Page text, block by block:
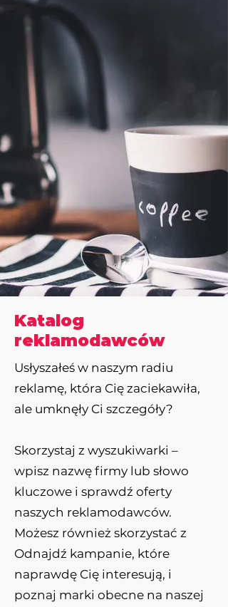
Katalog
reklamodawców
Usłyszałeś w naszym radiu
reklamę, która Cię zaciekawiła,
ale umknęły Ci szczegóły?
Skorzystaj z wyszukiwarki –
wpisz nazwę firmy lub słowo
kluczowe i sprawdź oferty
naszych reklamodawców.
Możesz również skorzystać z
Odnajdź kampanie, które
naprawdę Cię interesują, i
poznaj marki obecne na naszej